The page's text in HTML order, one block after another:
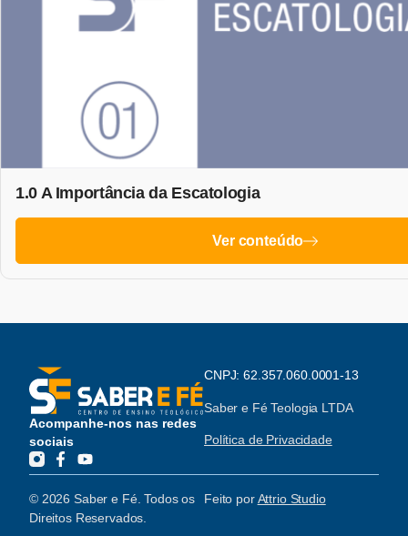
1.0 A Importância da Escatologia
Ver conteúdo
Acompanhe-nos nas redes
sociais
CNPJ: 62.357.060.0001-13
Saber e Fé Teologia LTDA
Política de Privacidade
© 2026 Saber e Fé. Todos os
Direitos Reservados.
Feito porAttrio Studio